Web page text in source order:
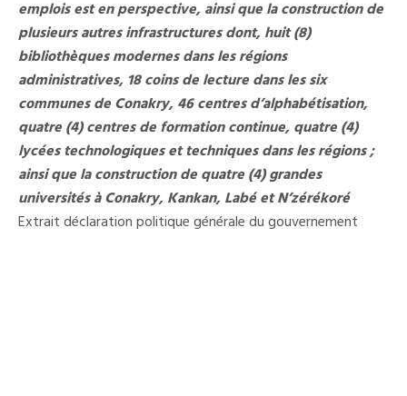
emplois est en perspective, ainsi que la construction de
plusieurs autres infrastructures dont, huit (8)
bibliothèques modernes dans les régions
administratives, 18 coins de lecture dans les six
communes de Conakry, 46 centres d’alphabétisation,
quatre (4) centres de formation continue, quatre (4)
lycées technologiques et techniques dans les régions ;
ainsi que la construction de quatre (4) grandes
universités à Conakry, Kankan, Labé et N’zérékoré
Extrait déclaration politique générale du gouvernement